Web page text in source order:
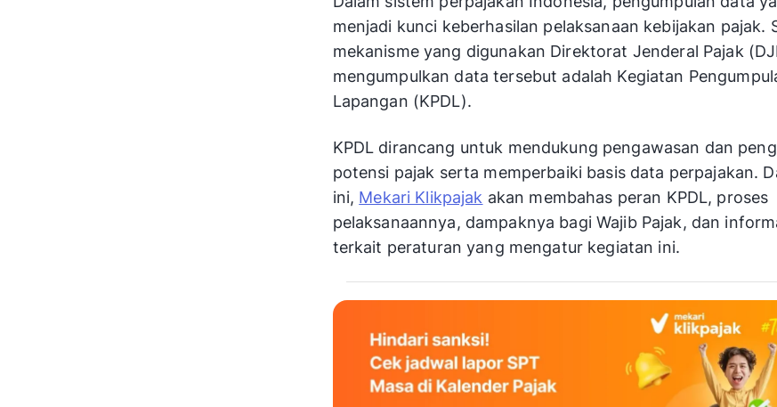
menjadi kunci keberhasilan pelaksanaan kebijakan pajak.
mekanisme yang digunakan Direktorat Jenderal Pajak
mengumpulkan data tersebut adalah Kegiatan
Lapangan (KPDL).
KPDL dirancang untuk mendukung pengawasan dan
potensi pajak serta memperbaiki basis data perpajakan.
ini, Mekari Klikpajak akan membahas peran KPDL, proses
pelaksanaannya, dampaknya bagi Wajib Pajak, dan
terkait peraturan yang mengatur kegiatan ini.